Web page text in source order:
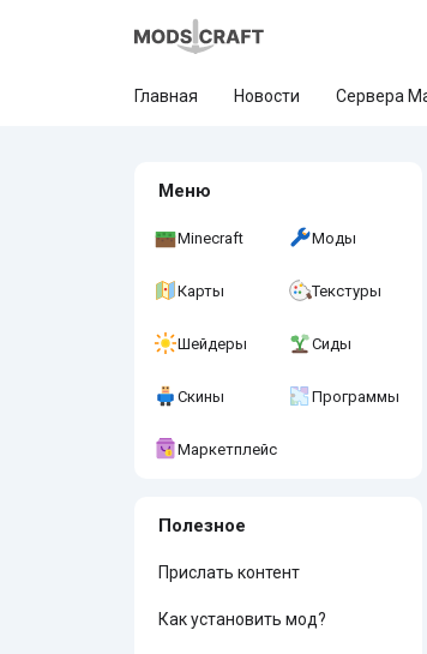
Главная Новости Сервера
Меню
Minecraft Моды
Карты Текстуры
Шейдеры Сиды
Скины Программы
Маркетплейс
Полезное
Прислать контент
Как установить мод?